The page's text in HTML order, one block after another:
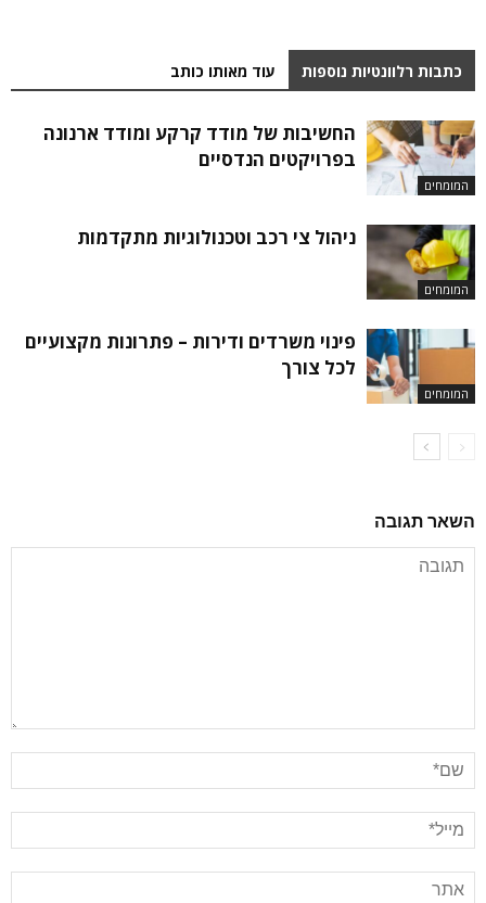
כתבות רלוונטיות נוספות עוד מאותו כותב
המומחים
החשיבות של מודד קרקע ומודד ארנונה
בפרויקטים הנדסיים
המומחים
ניהול צי רכב וטכנולוגיות מתקדמות
המומחים
פינוי משרדים ודירות – פתרונות מקצועיים
לכל צורך
השאר תגובה